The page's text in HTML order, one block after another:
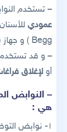
– تستخدم
عمودي
Begg ) و جهاز ( Tip edge ) .
– و قد
أو لإغلاق
– النوابض
هي :
١- نوابض